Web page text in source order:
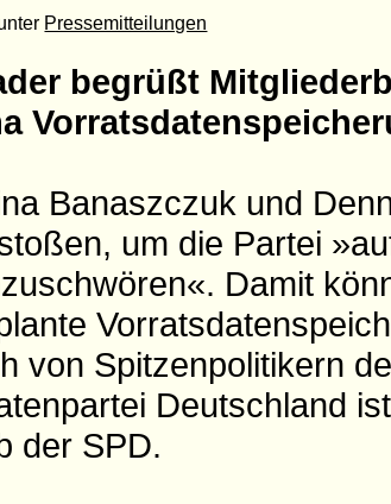
Pressemitteilungen
begrüßt
Banaszczuk und
um die Partei
Damit
von Spitzenpolitikern
Deutschland
der SPD.